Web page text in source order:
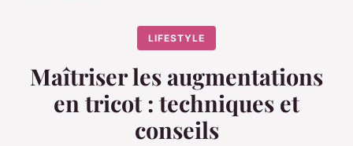
LIFESTYLE
Maîtriser les augmentations
en tricot : techniques et
conseils